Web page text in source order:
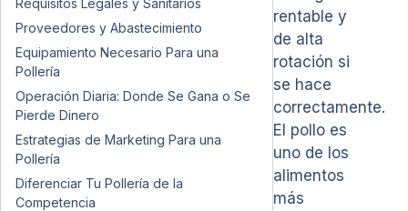
Requisitos Legales y Sanitarios
Proveedores y Abastecimiento
Equipamiento Necesario Para una
Pollería
Operación Diaria: Donde Se Gana o Se
Pierde Dinero
Estrategias de Marketing Para una
Pollería
Diferenciar Tu Pollería de la
Competencia
rentable y
de alta
rotación si
se hace
correctamente.
El pollo es
uno de los
alimentos
más